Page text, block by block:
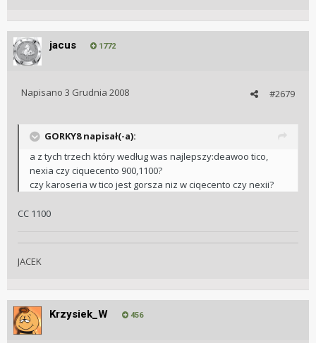
jacus 1772
#2679
Napisano 3 Grudnia 2008
GORKY8 napisał(-a):
a z tych trzech który według was najlepszy:deawoo tico,
nexia czy ciquecento 900,1100?
czy karoseria w tico jest gorsza niz w ciqecento czy nexii?
CC 1100
JACEK
Krzysiek_W 456